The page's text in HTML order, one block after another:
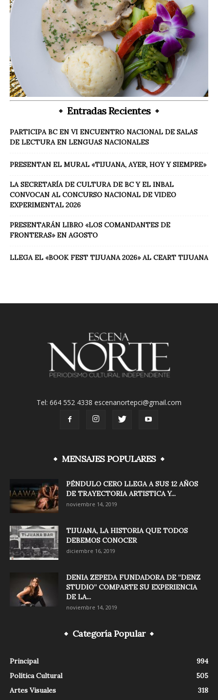
Entradas Recientes
PARTICIPA BC EN VI ENCUENTRO NACIONAL DE SALAS
DE LECTURA EN LENGUAS NACIONALES
PRESENTAN EL MURAL «TIJUANA, AYER, HOY Y SIEMPRE»
LA SECRETARÍA DE CULTURA DE BC Y EL INBAL
CONVOCAN AL CONCURSO NACIONAL DE VIDEO
EXPERIMENTAL 2026
PRESENTARÁN LIBRO «LOS COMANDANTES DE
FRONTERAS» EN AGOSTO
LLEGA EL «BOOK FEST TIJUANA 2026» AL CEART TIJUANA
Tel: 664 552 4338 escenanortepci@gmail.com
MENSAJES POPULARES
PÉNDULO CERO LLEGA A SUS 12 AÑOS
DE TRAYECTORIA ARTISTICA Y...
noviembre 14, 2019
TIJUANA, LA HISTORIA QUE TODOS
DEBEMOS CONOCER
diciembre 16, 2019
DENIA ZEPEDA FUNDADORA DE “DENZ
STUDIO” COMPARTE SU EXPERIENCIA
DE LA...
noviembre 14, 2019
Categoría Popular
Principal
994
Política Cultural
505
Artes Visuales
318